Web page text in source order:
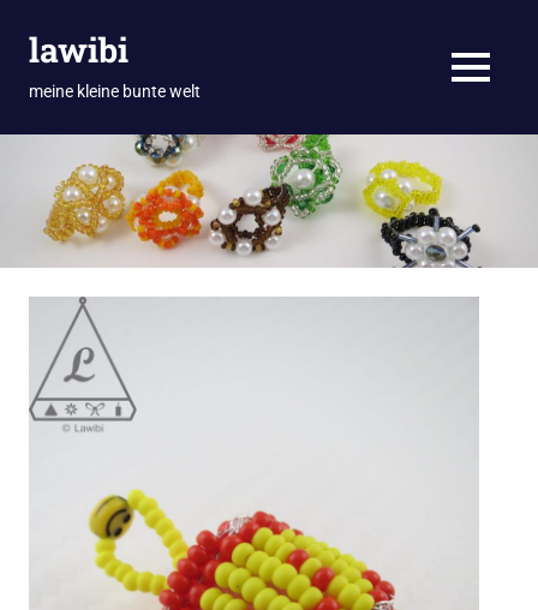
Inhaltlawibi
meine kleine bunte welt MENÜ